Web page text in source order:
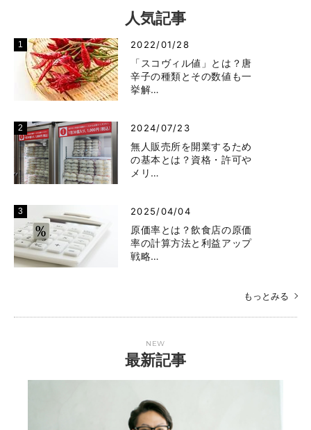
人気記事
2022/01/28
「スコヴィル値」とは？唐
辛子の種類とその数値も一
挙解…
2024/07/23
無人販売所を開業するため
の基本とは？資格・許可や
メリ…
2025/04/04
原価率とは？飲食店の原価
率の計算方法と利益アップ
戦略…
もっとみる
NEW
最新記事